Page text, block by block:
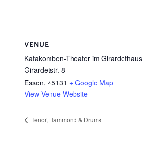
VENUE
Katakomben-Theater im Girardethaus
Girardetstr. 8
Essen, 45131 + Google Map
View Venue Website
Tenor, Hammond & Drums